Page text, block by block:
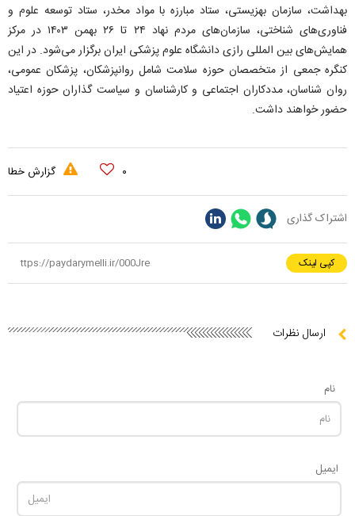
بهداشت، سازمان بهزیستی، ستاد مبارزه با مواد مخدر، ستاد توسعه علوم و
فناوری‌های شناختی، سازمان‌های مردم نهاد ۲۴ تا ۲۶ بهمن ۱۴۰۳ در مرکز
همایش‌های بین المللی رازی دانشگاه علوم پزشکی ایران برگزار می‌شود. در این
کنگره جمعی از متخصصان حوزه سلامت شامل روانپزشکان، پزشکان عمومی،
روان شناسان، مددکاران اجتماعی و کارشناسان و سیاست گذاران حوزه اعتیاد
حضور خواهند داشت.
۰ گزارش خطا
اشتراک گذاری
کپی لینک
ارسال نظرات
نام
ایمیل